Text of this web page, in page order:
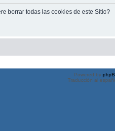
borrar todas las cookies de este Sitio?
Powered by
Traducción al